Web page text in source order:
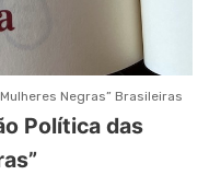
Negras” Brasileiras
Política das